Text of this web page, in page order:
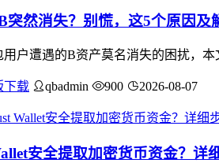
突然消失？别慌，这5个原因及
用户遭遇的B资产莫名消失的困扰，
下载 qbadmin 900 2026-08-07
安全提取加密货币资金？详